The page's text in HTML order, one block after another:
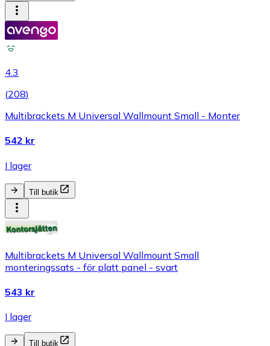
4.3
(208)
Multibrackets M Universal Wallmount Small - Monter
542 kr
I lager
Till butik
Multibrackets M Universal Wallmount Small
monteringssats - för platt panel - svart
543 kr
I lager
Till butik